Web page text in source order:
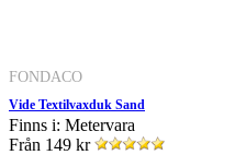
FONDACO
Vide Textilvaxduk Sand
Finns i: Metervara
Från 149 kr